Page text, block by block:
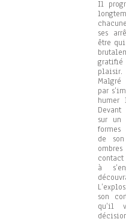
Il
ses
être
plaisir.
par
humer
sur un
de
à
son
qu’il